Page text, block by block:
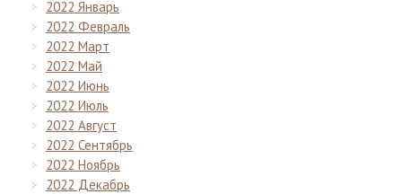
2022 Январь
2022 Февраль
2022 Март
2022 Май
2022 Июнь
2022 Июль
2022 Август
2022 Сентябрь
2022 Ноябрь
2022 Декабрь